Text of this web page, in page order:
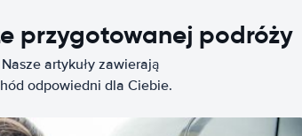
przygotowanej podróży
artykuły zawierają
odpowiedni dla Ciebie.